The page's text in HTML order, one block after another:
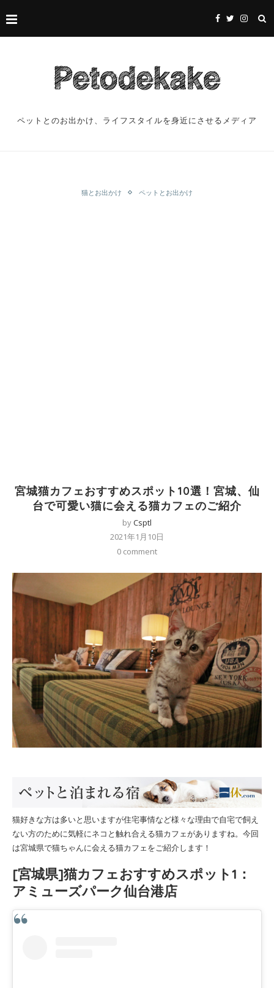
ペットとのお出かけ、ライフスタイルを身近にさせるメディア
猫とお出かけ ペットとお出かけ
宮城猫カフェおすすめスポット10選！宮城、仙
台で可愛い猫に会える猫カフェのご紹介
byCsptl
2021年1月10日
0 comment
猫好きな方は多いと思いますが住宅事情など様々な理由で自宅で飼え
ない方のために気軽にネコと触れ合える猫カフェがありますね。今回
は宮城県で猫ちゃんに会える猫カフェをご紹介します！
[宮城県]猫カフェおすすめスポット1：
アミューズパーク仙台港店